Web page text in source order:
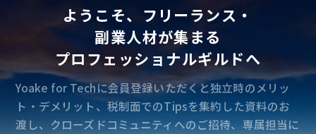
ようこそ、フリーランス・
副業人材が集まる
プロフェッショナルギルドへ
Yoake for Techに会員登録いただくと独立時のメリッ
ト・デメリット、税制面でのTipsを集約した資料のお
渡し、クローズドコミュニティへのご招待、専属担当に